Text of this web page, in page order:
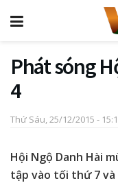
Phát sóng
4
Thứ Sáu, 25/12/2015 -
Hội Ngộ Danh Hài
tập vào tối thứ 7